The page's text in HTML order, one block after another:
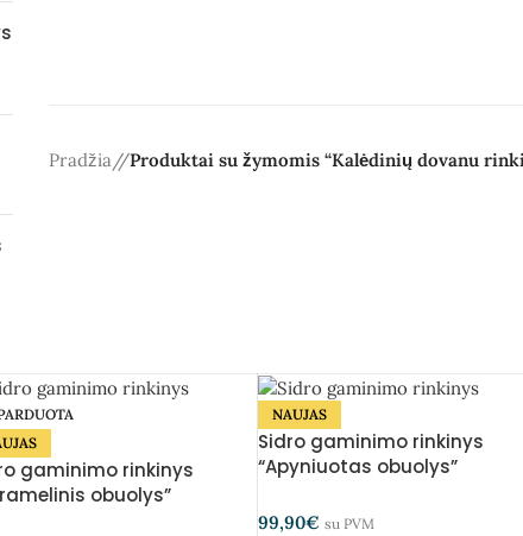
Pradžia/ Produktai su žymomis “Kalėdinių dovanu
gaminimo rinkinys
obuolys”
NAUJAS
Sidro gaminimo rinkinys
“Apyniuotas obuolys”
99,90€ su PVM